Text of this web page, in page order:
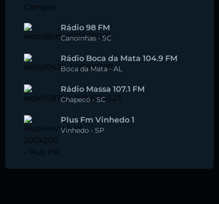
Rádio 98 FM
Canoinhas-SC
Rádio Boca da Mata 104.9 FM
Boca da Mata-AL
Rádio Massa 107.1 FM
Chapecó-SC
Plus Fm Vinhedo 1
Vinhedo - SP